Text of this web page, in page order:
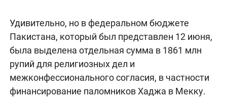
Удивительно, но в федеральном бюджете
Пакистана, который был представлен 12 июня,
была выделена отдельная сумма в 1861 млн
рупий для религиозных дел и
межконфессионального согласия, в частности
финансирование паломников Хаджа в Мекку.